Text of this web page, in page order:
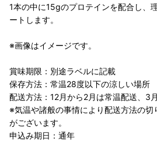
1本の中に15gのプロテインを配合し、
ートします。
※画像はイメージです。
賞味期限：別途ラベルに記載
保存方法：常温28度以下の涼しい場所
配送方法：12月から2月は常温配送、3
※気温や諸般の事情により配送方法の切
がございます。
申込み期日：通年